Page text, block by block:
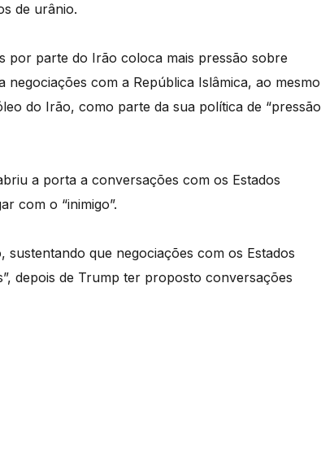
de urânio.
por parte do Irão coloca mais pressão sobre
com a República Islâmica, ao mesmo
do Irão, como parte da sua política de “pressão
a porta a conversações com os Estados
com o “inimigo”.
que negociações com os Estados
depois de Trump ter proposto conversações